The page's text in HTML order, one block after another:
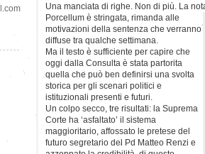
Una manciata di righe. Non di più. La
Porcellum è stringata, rimanda alle
motivazioni della sentenza che verranno
diffuse tra qualche settimana.
Ma il testo è sufficiente per capire che
oggi dalla Consulta è stata partorita
quella che può ben definirsi una svolta
storica per gli scenari politici e
istituzionali presenti e futuri.
Un colpo secco, tre risultati: la Suprema
Corte ha ‘asfaltato’ il sistema
maggioritario, affossato le pretese del
futuro segretario del Pd Matteo Renzi e